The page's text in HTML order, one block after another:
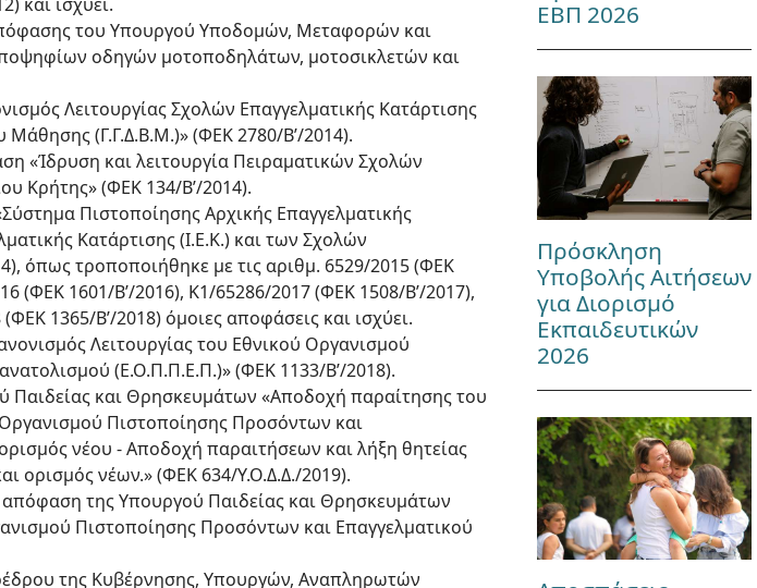
του Υπουργού Υποδομών, Μεταφορών και
οδηγών μοτοποδηλάτων, μοτοσικλετών και
Λειτουργίας Σχολών Επαγγελματικής Κατάρτισης
Μάθησης (Γ.Γ.Δ.Β.Μ.)» (ΦΕΚ 2780/Β’/2014).
«Ίδρυση και λειτουργία Πειραματικών Σχολών
Κρήτης» (ΦΕΚ 134/Β’/2014).
Πιστοποίησης Αρχικής Επαγγελματικής
Κατάρτισης (Ι.Ε.Κ.) και των Σχολών
όπως τροποποιήθηκε με τις αριθμ. 6529/2015 (ΦΕΚ
(ΦΕΚ 1601/Β’/2016), Κ1/65286/2017 (ΦΕΚ 1508/Β’/2017),
1365/Β’/2018) όμοιες αποφάσεις και ισχύει.
Λειτουργίας του Εθνικού Οργανισμού
(Ε.Ο.Π.Π.Ε.Π.)» (ΦΕΚ 1133/Β’/2018).
και Θρησκευμάτων «Αποδοχή παραίτησης του
Πιστοποίησης Προσόντων και
νέου - Αποδοχή παραιτήσεων και λήξη θητείας
ορισμός νέων.» (ΦΕΚ 634/Υ.Ο.Δ.Δ./2019).
της Υπουργού Παιδείας και Θρησκευμάτων
Πιστοποίησης Προσόντων και Επαγγελματικού
της Κυβέρνησης, Yπουργών, Αναπληρωτών
ΕΒΠ 2026
Πρόσκληση
Υποβολής Αιτήσεων
για Διορισμό
Εκπαιδευτικών
2026